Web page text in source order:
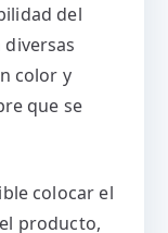
del
color y
que se
colocar el
producto,